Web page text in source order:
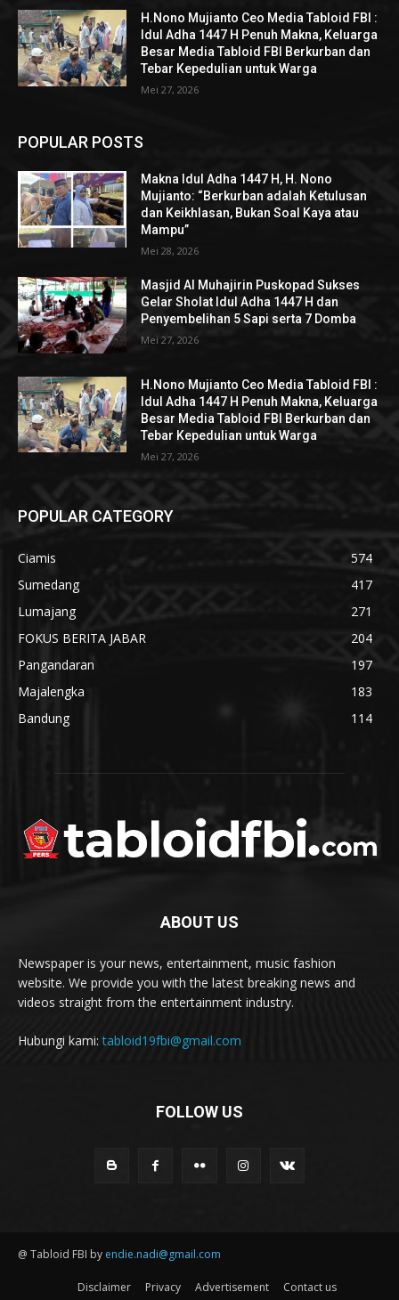
H.Nono Mujianto Ceo Media Tabloid FBI :
Idul Adha 1447 H Penuh Makna, Keluarga
Besar Media Tabloid FBI Berkurban dan
Tebar Kepedulian untuk Warga
Mei 27, 2026
POPULAR POSTS
Makna Idul Adha 1447 H, H. Nono
Mujianto: “Berkurban adalah Ketulusan
dan Keikhlasan, Bukan Soal Kaya atau
Mampu”
Mei 28, 2026
Masjid Al Muhajirin Puskopad Sukses
Gelar Sholat Idul Adha 1447 H dan
Penyembelihan 5 Sapi serta 7 Domba
Mei 27, 2026
H.Nono Mujianto Ceo Media Tabloid FBI :
Idul Adha 1447 H Penuh Makna, Keluarga
Besar Media Tabloid FBI Berkurban dan
Tebar Kepedulian untuk Warga
Mei 27, 2026
POPULAR CATEGORY
Ciamis
574
Sumedang
417
Lumajang
271
FOKUS BERITA JABAR
204
Pangandaran
197
Majalengka
183
Bandung
114
ABOUT US
Newspaper is your news, entertainment, music fashion
website. We provide you with the latest breaking news and
videos straight from the entertainment industry.
Hubungi kami:tabloid19fbi@gmail.com
FOLLOW US
@ Tabloid FBI by endie.nadi@gmail.com
Disclaimer Privacy Advertisement Contact us